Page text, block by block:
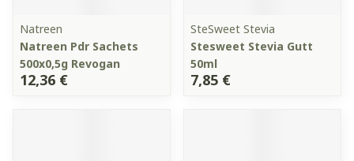
Natreen
Natreen Pdr Sachets
500x0,5g Revogan
12,36 €
SteSweet Stevia
Stesweet Stevia Gutt
50ml
7,85 €